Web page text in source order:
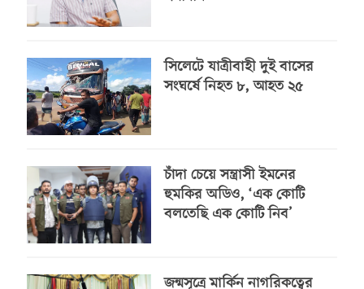
সিলেটে যাত্রীবাহী দুই বাসের
সংঘর্ষে নিহত ৮, আহত ২৫
চাঁদা চেয়ে সন্ত্রাসী ইমনের
হুমকির অডিও, ‘এক কোটি
বলতেছি এক কোটি নিব’
জন্মসূত্রে মার্কিন নাগরিকত্বের